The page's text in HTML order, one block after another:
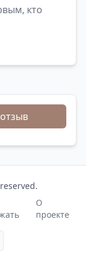
кто
О
проекте